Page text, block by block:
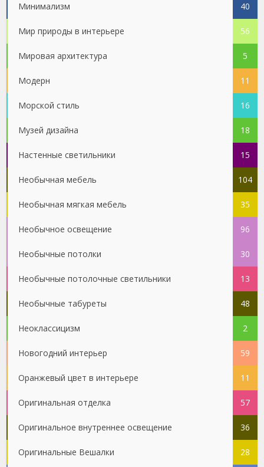
Минимализм 40
Мир природы в интерьере 56
Мировая архитектура 5
Модерн 11
Морской стиль 16
Музей дизайна 18
Настенные светильники 15
Необычная мебель 104
Необычная мягкая мебель 35
Необычное освещение 96
Необычные потолки 30
Необычные потолочные светильники 13
Необычные табуреты 48
Неоклассицизм 2
Новогодний интерьер 59
Оранжевый цвет в интерьере 11
Оригинальная отделка 57
Оригинальное внутреннее освещение 36
Оригинальные Вешалки 28